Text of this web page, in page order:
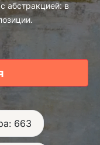
абстракцией: в
663